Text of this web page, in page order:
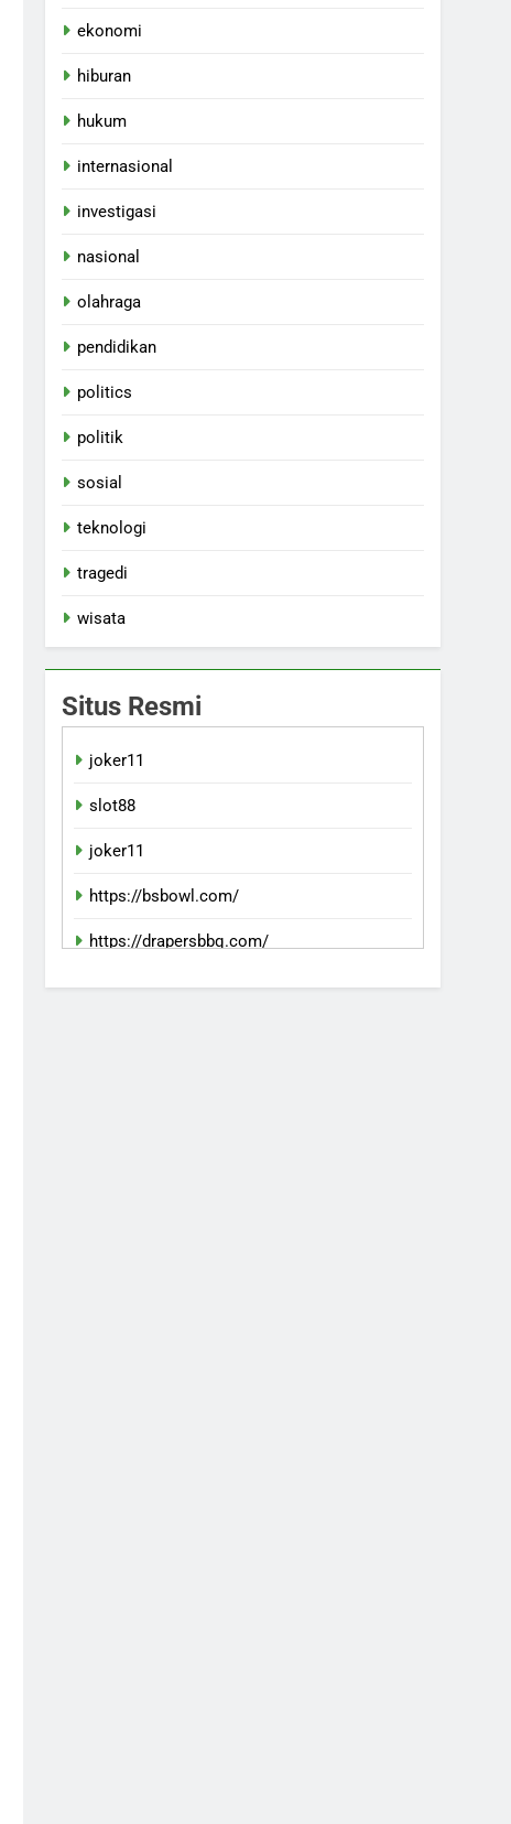
ekonomi
hiburan
hukum
internasional
investigasi
nasional
olahraga
pendidikan
politics
politik
sosial
teknologi
tragedi
wisata
Situs Resmi
joker11
slot88
joker11
https://bsbowl.com/
https://drapersbbq.com/
slotvipgg